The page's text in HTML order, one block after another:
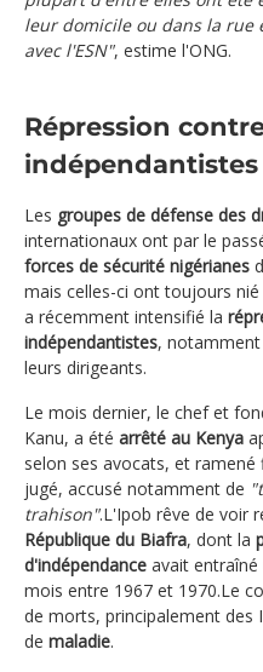
leur domicile ou dans la rue
avec l'ESN", estime l'ONG.
Répression
indépendantistes
Les groupes de défense des
internationaux ont par le
forces de sécurité nigérianes
mais celles-ci ont toujours
a récemment intensifié la
indépendantistes,
leurs dirigeants.
Le mois dernier, le chef et
Kanu, a été arrêté au Kenya
selon ses avocats, et
jugé, accusé notamment de
trahison".L'Ipob rêve de voir
République du Biafra, dont la
d'indépendance avait entraîné
mois entre 1967 et 1970.Le
de morts, principalement des
de maladie.